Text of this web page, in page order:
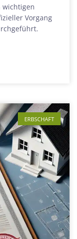
wichtigen
Vorgang
ERBSCHAFT